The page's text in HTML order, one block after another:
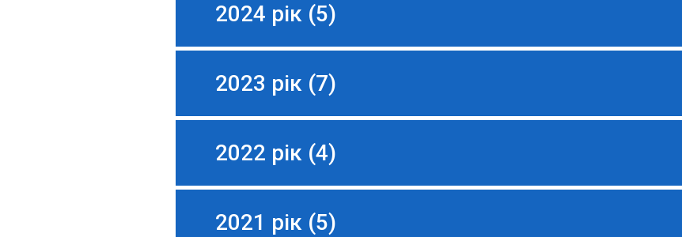
2024 рік (5)
2023 рік (7)
2022 рік (4)
2021 рік (5)